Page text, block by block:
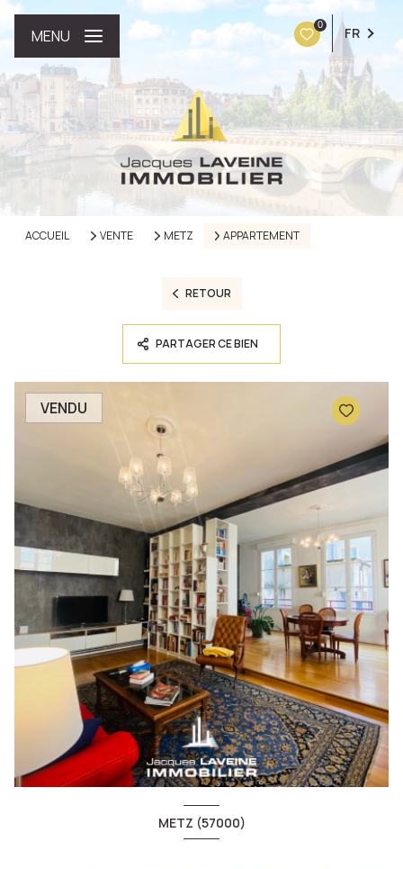
0 FR
MENU
ACCUEIL VENTE METZ APPARTEMENT
RETOUR
PARTAGER CE BIEN
VENDU
METZ (57000)